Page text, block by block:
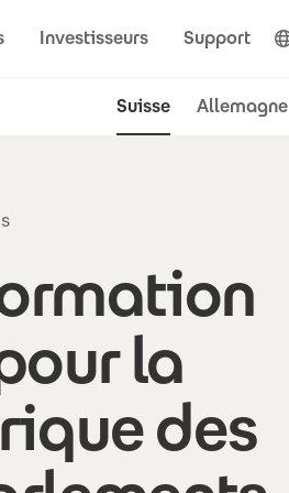
Investisseurs Support
Suisse Allemagne
la
des